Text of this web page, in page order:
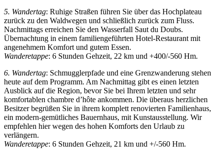
5. Wandertag: Ruhige Straßen führen Sie über das Hochplateau
zurück zu den Waldwegen und schließlich zurück zum Fluss.
Nachmittags erreichen Sie den Wasserfall Saut du Doubs.
Übernachtung in einem familiengeführten Hotel-Restaurant mit
angenehmem Komfort und gutem Essen.
Wanderetappe: 6 Stunden Gehzeit, 22 km und +400/-560 Hm.
6. Wandertag: Schmugglerpfade und eine Grenzwanderung stehen
heute auf dem Programm. Am Nachmittag gibt es einen letzten
Ausblick auf die Region, bevor Sie bei Ihrem letzten und sehr
komfortablen chambre d’hôte ankommen. Die überaus herzlichen
Besitzer begrüßen Sie in ihrem komplett renovierten Familienhaus,
ein modern-gemütliches Bauernhaus, mit Kunstausstellung. Wir
empfehlen hier wegen des hohen Komforts den Urlaub zu
verlängern.
Wanderetappe: 6 Stunden Gehzeit, 21 km und +/-560 Hm.